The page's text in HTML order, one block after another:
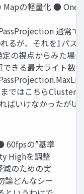
の軽量化 ●
通常で
るが、それを1パス
の視点からみた場
できる最大ライト数
ではこちら
ばいけなかったが
60fpsの”基準
Highを調整
のための実
論どんなシー